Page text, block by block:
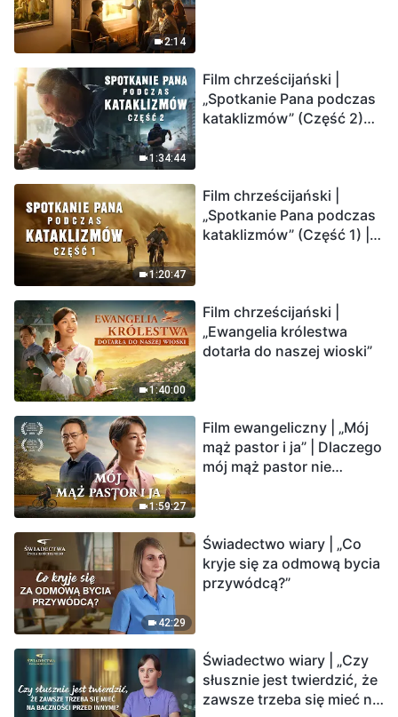
2:14
1:34:44
Film chrześcijański |
„Spotkanie Pana podczas
kataklizmów” (Część 2)
Ludzkość weszła w
odliczanie. Czy znalazłeś
już drogę ocalenia?
1:20:47
Film chrześcijański |
„Spotkanie Pana podczas
kataklizmów” (Część 1) |
1:40:00
Film chrześcijański |
„Ewangelia królestwa
dotarła do naszej wioski”
1:59:27
Film ewangeliczny | „Mój
mąż pastor i ja” | Dlaczego
mój mąż pastor nie
42:29
Świadectwo wiary | „Co
kryje się za odmową bycia
przywódcą?”
Świadectwo wiary | „Czy
słusznie jest twierdzić, że
zawsze trzeba się mieć na